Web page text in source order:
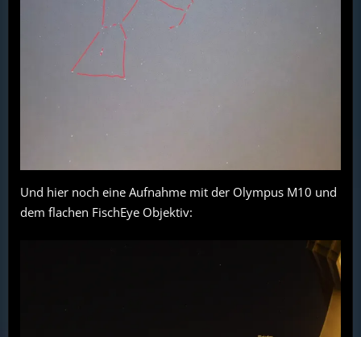
Und hier noch eine Aufnahme mit der Olympus M10 und
dem flachen FischEye Objektiv: